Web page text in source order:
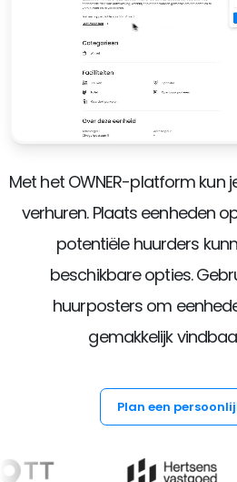
Met het OWNER-platform kun
verhuren. Plaats eenheden
potentiële huurders
beschikbare opties.
huurposters om
gemakkelijk
Plan een